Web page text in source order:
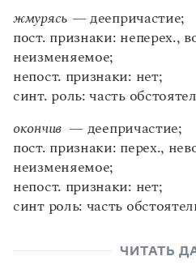
Страдательные причастия
Причастия и
Морфологический разбор
Деепричастие
Служебные части речи
Предлог
жмурясь — деепричастие;
пост. признаки: неперех.,
неизменяемое;
непост. признаки: нет;
синт. роль: часть
окончив— деепричастие;
пост. признаки: перех.,
неизменяемое;
непост. признаки: нет;
синт роль: часть
ЧИТАТЬ